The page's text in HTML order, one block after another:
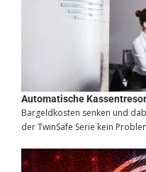
Automatische
Bargeldkosten senken und
der TwinSafe Serie kein